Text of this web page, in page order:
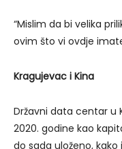
“Mislim da bi velika
ovim što vi ovdje
Kragujevac i Kina
Državni data centar u
2020. godine kao
do sada uloženo,